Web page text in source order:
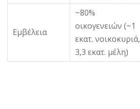
Εμβέλεια
~80%
οικογενειών (~1
εκατ. νοικοκυριά,
3,3 εκατ. μέλη)